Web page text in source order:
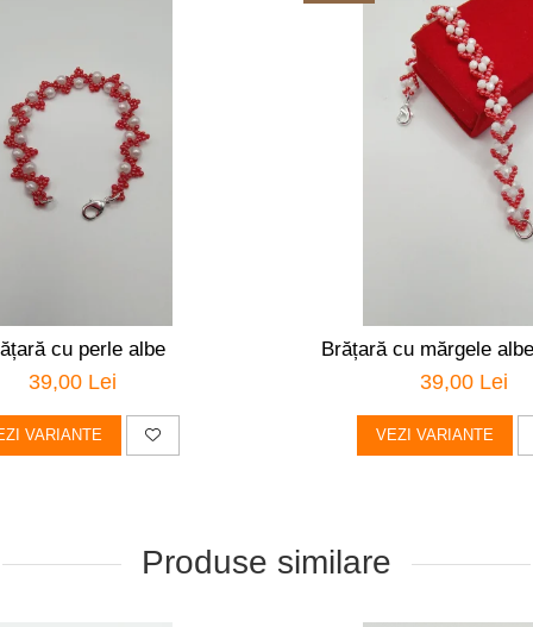
cu perle albe
39,00 Lei
VARIANTE
Brățară cu mărgele
39,00 Lei
VEZI VARIANTE
Produse similare